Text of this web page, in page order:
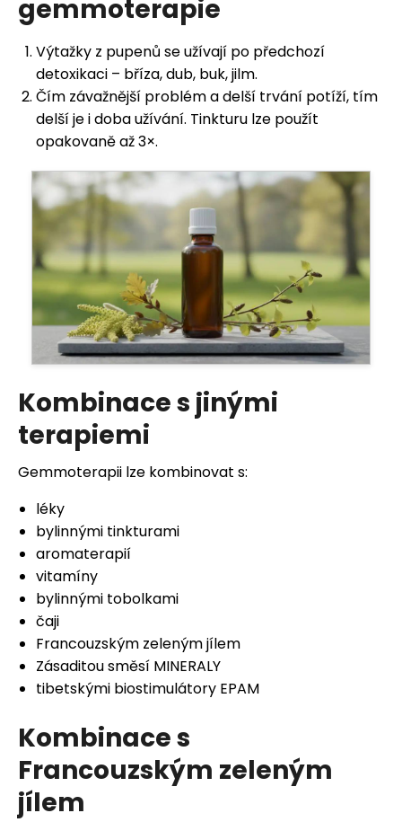
gemmoterapie
Výtažky z pupenů se užívají po předchozí
detoxikaci – bříza, dub, buk, jilm.
Čím závažnější problém a delší trvání potíží, tím
delší je i doba užívání. Tinkturu lze použít
opakovaně až 3×.
Kombinace s jinými
terapiemi
Gemmoterapii lze kombinovat s:
léky
bylinnými tinkturami
aromaterapií
vitamíny
bylinnými tobolkami
čaji
Francouzským zeleným jílem
Zásaditou směsí MINERALY
tibetskými biostimulátory EPAM
Kombinace s
Francouzským zeleným
jílem